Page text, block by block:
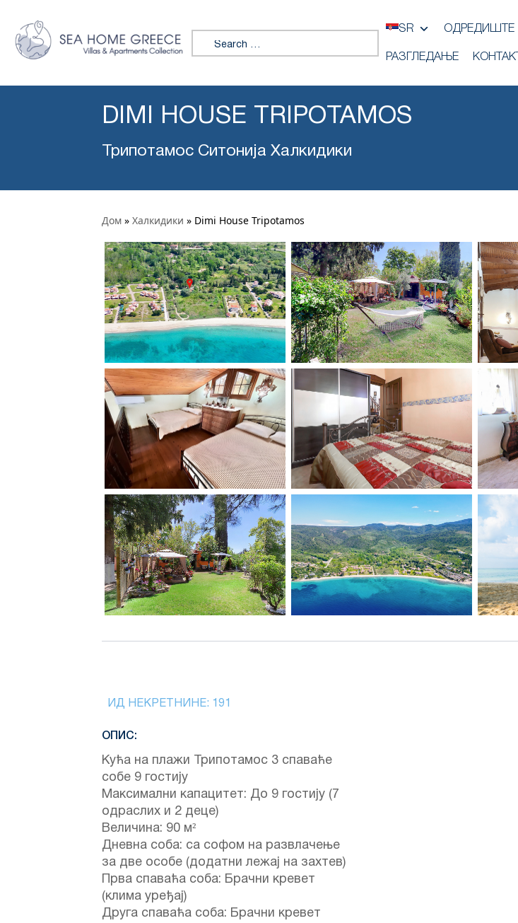
Search for:
SR ОДРЕДИШТЕ
РАЗГЛЕДАЊЕ КОНТАКТ
DIMI HOUSE TRIPOTAMOS
Трипотамос Ситонија Халкидики
Дом » Халкидики » Dimi House Tripotamos
ИД НЕКРЕТНИНЕ: 191
ОПИС:
Кућа на плажи Трипотамос 3 спаваће
собе 9 гостију
Максимални капацитет: До 9 гостију (7
одраслих и 2 деце)
Величина: 90 м²
Дневна соба: са софом на развлачење
за две особе (додатни лежај на захтев)
Прва спаваћа соба: Брачни кревет
(клима уређај)
Друга спаваћа соба: Брачни кревет